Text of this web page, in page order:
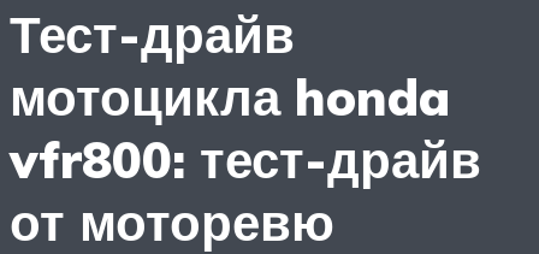
Тест-драйв
мотоцикла honda
vfr800: тест-драйв
от моторевю